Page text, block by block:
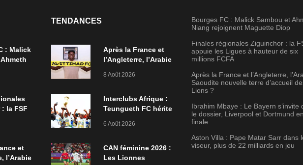
: Malick
la FSF
et
l’Arabie
TENDANCES
Après la France et
l’Angleterre, l’Arabie
terre d’accueil des
8 Août 2026
Interclubs Afrique :
Teungueth FC hérite
Diambars va croiser
6 Août 2026
CAN féminine 2026 :
Les Lionnes
Bourges FC : Malick Sambou et
Niang rejoignent Maguette Diop
Finales régionales Ziguinchor : la
appuie les Ligues à hauteur de six
millions FCFA
Après la France et l’Angleterre,
Saoudite nouvelle terre d’accueil
Lions ?
Ibrahim Mbaye : Le Bayern s’invite
le dossier, Liverpool et Dortmund en
finale
Aston Villa : Pape Matar Sarr dans
viseur, plus de 22 milliards en jeu